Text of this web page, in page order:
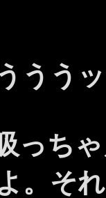
うう
っち
。そ